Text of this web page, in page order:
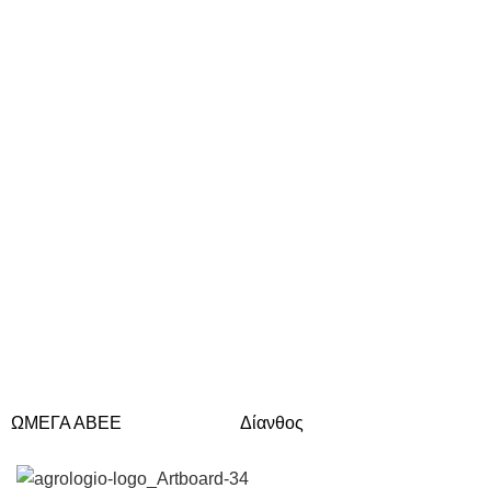
ΩΜΕΓΑ ΑΒΕΕ Δίανθος